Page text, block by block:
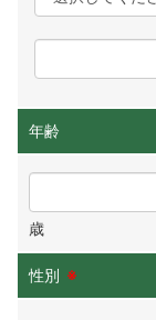
年齢
歳
性別 ※